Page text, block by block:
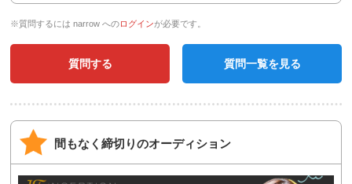
※質問するには narrow へのログインが必要です。
質問する 質問一覧を見る
間もなく締切りのオーディション